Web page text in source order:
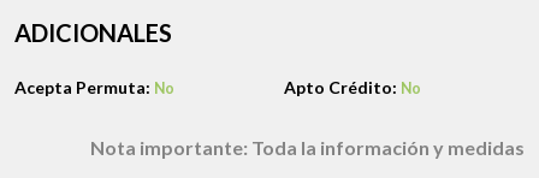
ADICIONALES
Acepta Permuta: No Apto Crédito: No
Nota importante: Toda la información y medidas